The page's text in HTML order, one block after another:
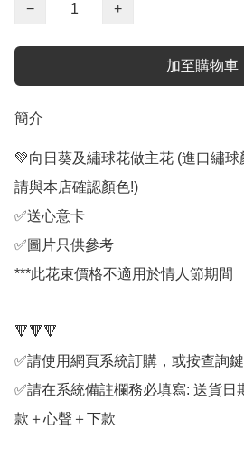
−
+
加至購物車
簡介
💚向日葵及繡球花做主花 (進口繡球
請與本店確認顏色!)
✅送心意卡
✅圖片只供參考
***此花束價格不適用於情人節期間
🔻🔻🔻
✅請使用網頁系統訂購，或按查詢
✅請在系統備註欄務必填寫: 送貨日
款＋心聲＋下款